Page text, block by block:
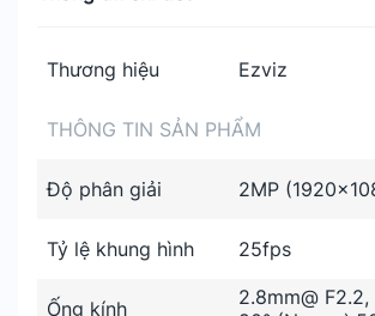
Thương hiệu Ezviz
THÔNG TIN SẢN PHẨM
Độ phân giải 2MP
Tỷ lệ khung hình 25fps
Ống kính
2.8mm@ F2.2,